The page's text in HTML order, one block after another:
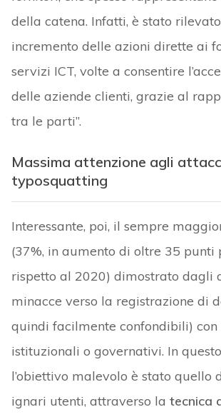
della catena. Infatti, è stato
incremento delle azioni dirette ai
servizi ICT, volte a consentire
delle aziende clienti, grazie al
tra le parti”.
Massima attenzione agli
typosquatting
Interessante, poi, il sempre
(37%, in aumento di oltre 35 punti
rispetto al 2020) dimostrato dagli
minacce verso la registrazione di
quindi facilmente confondibili)
istituzionali o governativi. In
l’obiettivo malevolo è stato quello
ignari utenti, attraverso la tecnica